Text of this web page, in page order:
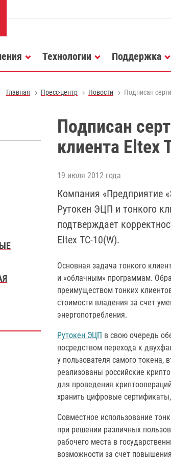
Технологии Поддержка
Главная Пресс-центр Новости Подписан
Подписан
клиента Eltex
19 июля 2012 года
Компания «Предприятие
Рутокен ЭЦП и тонкого
подтверждает
Eltex TC-10(W).
Основная задача тонкого
и «облачным» программам.
преимуществом тонких
стоимости владения за счет
энергопотребления.
Рутокен ЭЦП в свою очередь
посредством перехода к
у пользователя самого токена,
реализованы российские
для проведения
хранить цифровые
Совместное использование
при решении различных
рабочего места в
возможности за счет